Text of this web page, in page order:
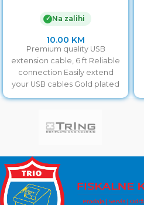
✓ Na zalihi
10.00 KM
Premium quality USB
extension cable, 6 ft Reliable
connection Easily extend
your USB cables Gold plated
contacts